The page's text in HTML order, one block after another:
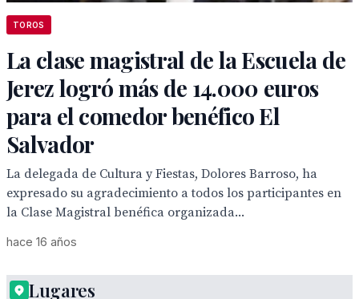
TOROS
La clase magistral de la Escuela de
Jerez logró más de 14.000 euros
para el comedor benéfico El
Salvador
La delegada de Cultura y Fiestas, Dolores Barroso, ha
expresado su agradecimiento a todos los participantes en
la Clase Magistral benéfica organizada...
hace 16 años
Lugares